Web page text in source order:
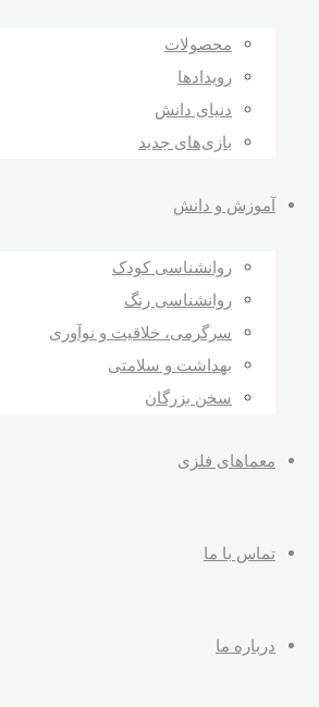
محصولات
رویدادها
دنیای دانش
بازی‌های جدید
آموزش و دانش
روانشناسی کودک
روانشناسی رنگ
سرگرمی، خلاقیت و نوآوری
بهداشت و سلامتی
سخن بزرگان
معماهای فلزی
تماس با ما
درباره ما